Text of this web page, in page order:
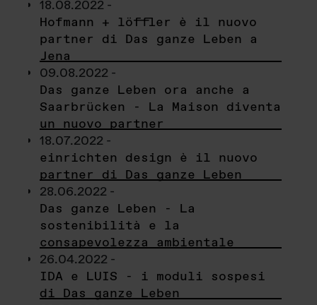
18.08.2022 -
Hofmann + löffler è il nuovo
partner di Das ganze Leben a
Jena
09.08.2022 -
Das ganze Leben ora anche a
Saarbrücken - La Maison diventa
un nuovo partner
18.07.2022 -
einrichten design è il nuovo
partner di Das ganze Leben
28.06.2022 -
Das ganze Leben - La
sostenibilità e la
consapevolezza ambientale
26.04.2022 -
IDA e LUIS - i moduli sospesi
di Das ganze Leben